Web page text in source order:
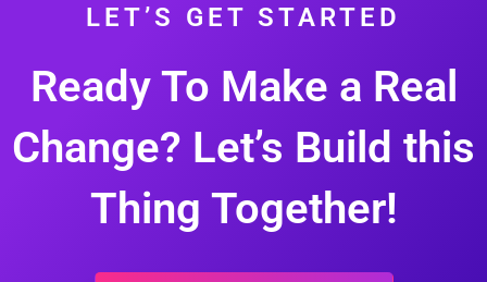
LET’S GET STARTED
Ready To Make a Real
Change? Let’s Build this
Thing Together!